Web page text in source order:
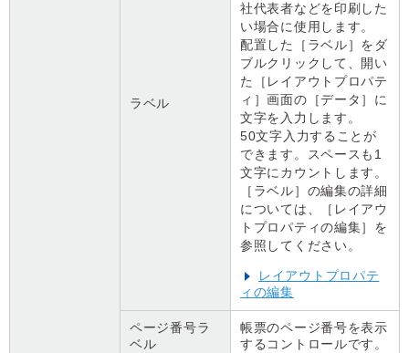
ラベル
社代表者などを印刷した
い場合に使用します。
配置した［ラベル］をダ
ブルクリックして、開い
た［レイアウトプロパテ
ィ］画面の［データ］に
文字を入力します。
50文字入力することが
できます。スペースも1
文字にカウントします。
［ラベル］の編集の詳細
については、［レイアウ
トプロパティの編集］を
参照してください。
レイアウトプロパテ
ィの編集
ページ番号ラ
ベル
帳票のページ番号を表示
するコントロールです。